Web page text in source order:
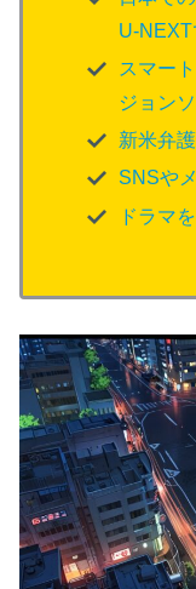
U-NEXT
スマー
ジョン
新米弁
SNSや
ドラマ